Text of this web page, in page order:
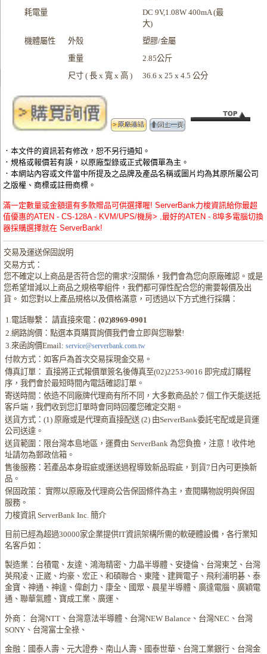
耗電量
DC 9V,1.08W 400mA (最
大)
機體屬性
外殼
塑膠/金屬
重量
2.85公斤
尺寸 ( 長 x 寬 x 高 )
36.6 x 25 x 4.5 公分
．本文件的資訊若有修改，恕不另行通知。
．規格或報價若有誤，以原廠型錄或正式報價單為主。
．本網站內容或文件當中所提及之品牌及產品名稱或圖片均為其原所屬公司
之版權、商標或註冊商標。
滿一定數量或金額還有多款贈品可供選擇喔! ServerBank力梭資訊給你最超
值優惠的ATEN - CS-128A - KVM/UPS/機房> ,最好的ATEN - 8埠多電腦切換
器採購選擇就在 ServerBank!
交易及運送保固說明
交易方式：
您不確定以上商品是否符合您的需求?沒關係，我們會為您向原廠確認。或是
您希望增減以上商品之規格零組件，我們都可彈性配合您的需要報價及出
貨。 如您對以上產品規格以及價格滿意，可透過以下方式進行採購：
1.電話聯繫： 請直接來電：(02)8969-0901
2.網路詢價：點選本頁購買詢價我們會立即與您聯繫!
3.來函詢價Email: service@serverbank.com.tw
付款方式：如客戶為首次交易採現金交易。
傳真訂單： 直接將正式報價單簽名後傳真至(02)2253-9016 即完成訂購程
序，我們會於最短時間內電話確認訂單。
寄送時間：依造不同廠牌代理商有所不同，大多數商品於 7 個工作天能送抵
客戶端，我們收到您訂單時會同時回覆您確定交期。
送貨方式：(1) 原廠或是代理商直接配送 (2) 由ServerBank委託宅配或是貨運
公司送達。
送貨範圍：限台灣本島地區，運費由 ServerBank 為您負擔，注意！收件地
址請勿為郵政信箱。
售後服務：若產品本身瑕疵或運送過程導致新品瑕疵，到貨7日內可更換新
品。
保固政策： 實際以原廠及代理商公告保固條件為主，查閱購物說明與保固
服務。
力梭資訊 ServerBank Inc. 簡介
目前已經為超過30000家企業提供IT資訊架構所需的軟硬體設備，各行業知
名客戶如：
製造業：台積電、友達、鴻海精密、力晶半導體、安捷倫、台灣東芝、台灣
英飛凌、正崴、均豪、宏正、和碩聯合、東隆、建興電子、飛利浦明碁、泰
金寶、神通、神達、偉創力、康全、國眾、晨星半導體、廣達電腦、廣穎電
通、聯華氣體、寶成工業、廣運、
外商： 台灣NTT、台灣意法半導體、台灣NEW Balance、台灣NEC、台灣
SONY、台灣富士全祿、
金融：國泰人壽、元大證券、南山人壽、國泰世華、台灣工業銀行、台灣金